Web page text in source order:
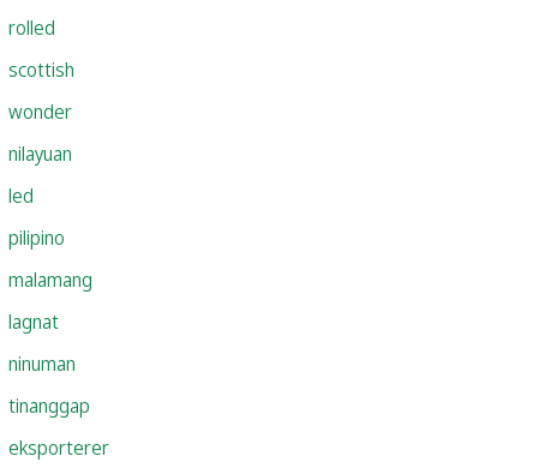
rolled
scottish
wonder
nilayuan
led
pilipino
malamang
lagnat
ninuman
tinanggap
eksporterer